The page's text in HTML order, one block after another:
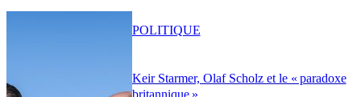
Keir Starmer, Olaf Scholz et le « paradoxe
POLITIQUE